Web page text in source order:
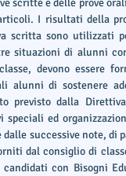
scritte e delle prove
I risultati della
scritta sono utilizzati
situazioni di alunni
devono essere
alunni di sostenere
previsto dalla
ed
successive note, di
dal consiglio di
con Bisogni